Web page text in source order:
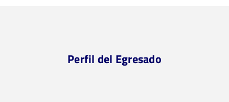
Perfil del Egresado